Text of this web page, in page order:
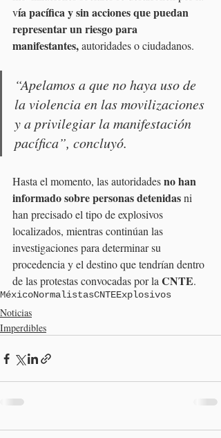
vía pacífica y sin acciones que puedan
representar un riesgo para
manifestantes, autoridades o ciudadanos.
“Apelamos a que no haya uso de
la violencia en las movilizaciones
y a privilegiar la manifestación
pacífica”, concluyó.
Hasta el momento, las autoridades no han
informado sobre personas detenidas ni
han precisado el tipo de explosivos
localizados, mientras continúan las
investigaciones para determinar su
procedencia y el destino que tendrían dentro
de las protestas convocadas por la CNTE.
MéxicoNormalistasCNTEExplosivos
Noticias
Imperdibles